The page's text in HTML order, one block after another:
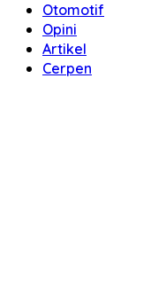
Otomotif
Opini
Artikel
Cerpen